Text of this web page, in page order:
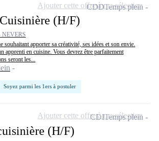
(H/F)
NEVERS
souhaitant apporter sa créativité, ses idées et son envie.
apprenti en cuisine. Vous devrez être parfaitement
seront les...
Soyez parmi les 1ers à postuler
CDDTemps plein
Ajouter cette offre à ma sélection
(H/F)
CDITemps plein
Ajouter cette offre à ma sélection